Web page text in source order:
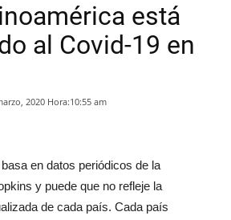
está
al Covid-19 en
2020 Hora:10:55 am
en datos periódicos de la
y puede que no refleje la
de cada país. Cada país